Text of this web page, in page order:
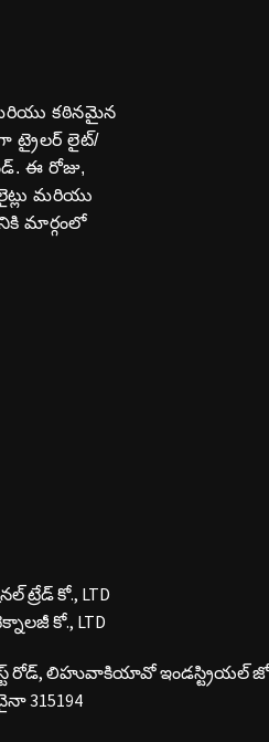
కఠినమైన
ట్రైలర్ లైట్/
ఈ రోజు,
మరియు
మార్గంలో
ట్రేడ్ కో., LTD
కో., LTD
రోడ్, లిహువాకియావో ఇండస్ట్రియల్
315194